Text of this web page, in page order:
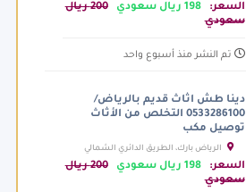
السعر: 198 ريال سعودي
200 ريال
سعودي
تم النشر منذ أسبوع واحد
دينا طش اثاث قديم بالرياض/
0533286100 التخلص من الأثاث
توصيل مكب
الرياض بارك، الطريق الدائري الشمالي
الفرعي، الرياض السعودية
السعر: 198 ريال سعودي
200 ريال
سعودي